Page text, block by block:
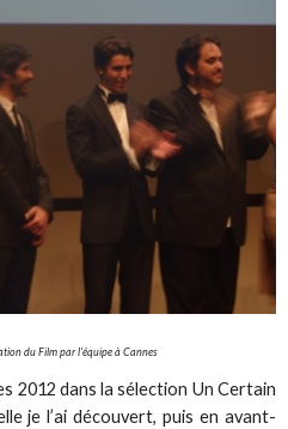
du Film par l'équipe à Cannes
2012 dans la sélection Un Certain
je l’ai découvert, puis en avant-